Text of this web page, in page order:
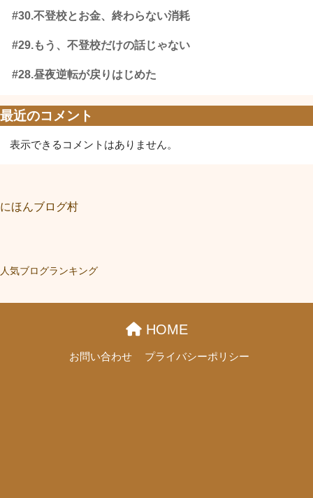
#30.不登校とお金、終わらない消耗
#29.もう、不登校だけの話じゃない
#28.昼夜逆転が戻りはじめた
最近のコメント
表示できるコメントはありません。
にほんブログ村
人気ブログランキング
HOME
お問い合わせ プライバシーポリシー